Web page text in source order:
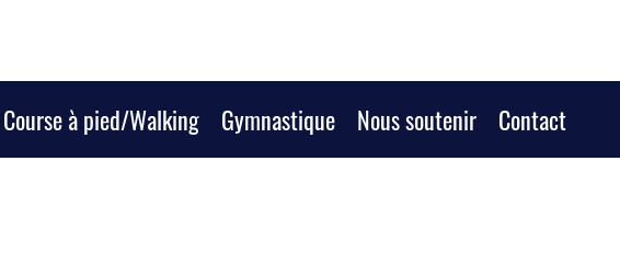
Course à pied/Walking Gymnastique Nous soutenir Contact